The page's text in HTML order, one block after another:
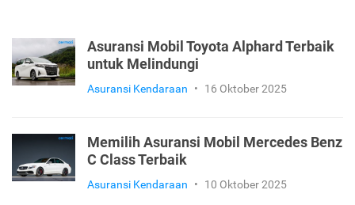
Asuransi Mobil Toyota Alphard Terbaik
untuk Melindungi
Asuransi Kendaraan • 16 Oktober 2025
Memilih Asuransi Mobil Mercedes Benz
C Class Terbaik
Asuransi Kendaraan • 10 Oktober 2025